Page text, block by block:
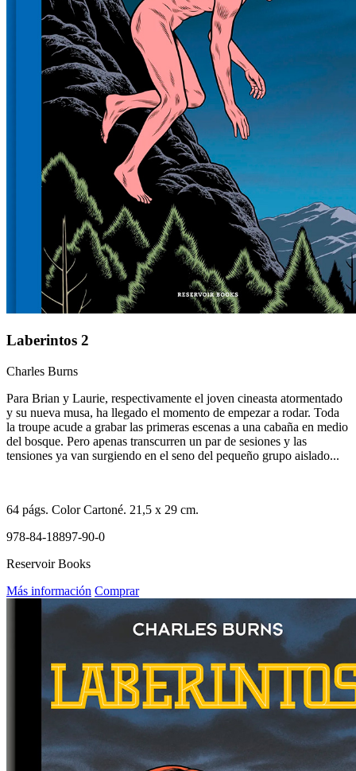
Laberintos 2
Charles Burns
Para Brian y Laurie, respectivamente el joven cineasta atormentado
y su nueva musa, ha llegado el momento de empezar a rodar. Toda
la troupe acude a grabar las primeras escenas a una cabaña en medio
del bosque. Pero apenas transcurren un par de sesiones y las
tensiones ya van surgiendo en el seno del pequeño grupo aislado...
64 págs. ColorCartoné. 21,5 x 29 cm.
978-84-18897-90-0
Reservoir Books
Más información Comprar